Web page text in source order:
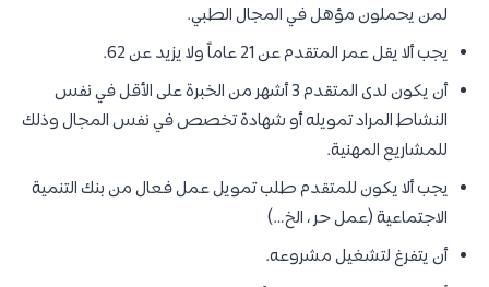
لمن يحملون مؤهل في المجال الطبي.
يجب ألا يقل عمر المتقدم عن 21 عاماً ولا يزيد عن 62.
أن يكون لدى المتقدم 3 أشهر من الخبرة على الأقل في نفس
النشاط المراد تمويله أو شهادة تخصص في نفس المجال وذلك
للمشاريع المهنية.
يجب ألا يكون للمتقدم طلب تمويل عمل فعال من بنك التنمية
الاجتماعية (عمل حر ، الخ…)
أن يتفرغ لتشغيل مشروعه.